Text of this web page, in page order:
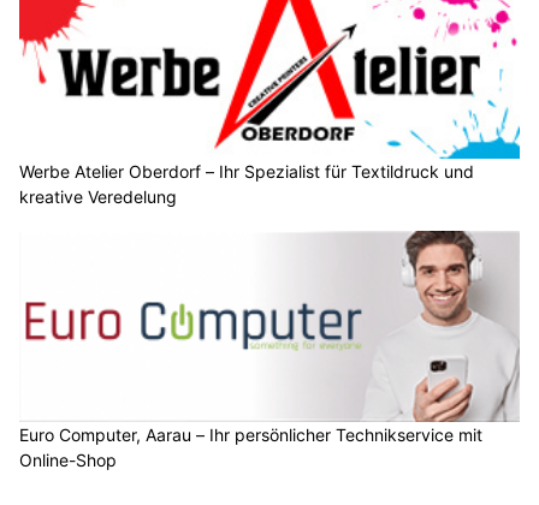
Werbe Atelier Oberdorf – Ihr Spezialist für Textildruck und
kreative Veredelung
Euro Computer, Aarau – Ihr persönlicher Technikservice mit
Online-Shop